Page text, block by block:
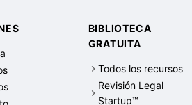
BIBLIOTECA
GRATUITA
Todos los recursos
Revisión Legal
Startup™